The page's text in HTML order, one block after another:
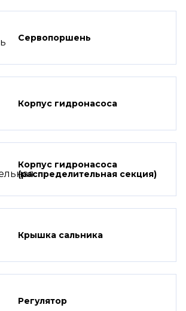
Сервопоршень
Корпус гидронасоса
Корпус гидронасоса
(распределительная секция)
Крышка сальника
Регулятор